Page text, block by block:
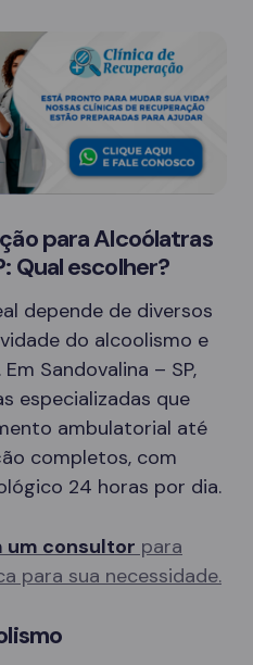
para Alcoólatras
Qual escolher?
depende de diversos
do alcoolismo e
Sandovalina – SP,
especializadas que
ambulatorial até
completos, com
24 horas por dia.
um consultor para
para sua necessidade.